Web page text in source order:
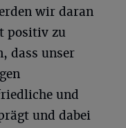
wir daran
positiv zu
dass unser
und
und dabei